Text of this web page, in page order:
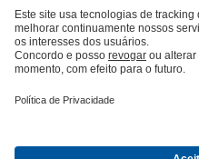
Catálogo de produtosKSB
SupremeServ: serviços premium
operação
limpaTecnologia para indústria